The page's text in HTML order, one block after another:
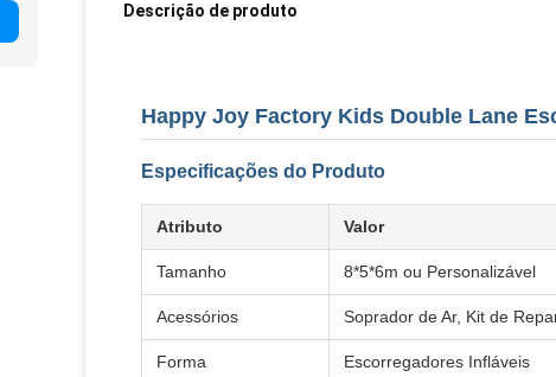
Descrição de produto
Happy Joy Factory Kids Double Lane
Especificações do Produto
Atributo Valor
Tamanho 8*5*6m ou Personalizável
Acessórios Soprador de Ar, Kit de
Forma Escorregadores Infláveis